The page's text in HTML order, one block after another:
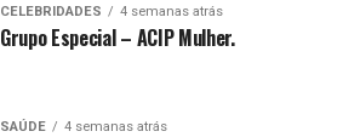
CELEBRIDADES 4 semanas atrás
Grupo Especial – ACIP Mulher.
SAÚDE 4 semanas atrás